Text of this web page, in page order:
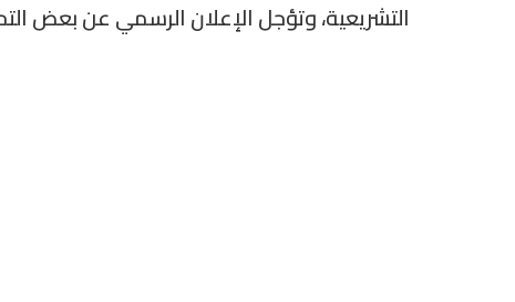
التشريعية، وتؤجل الإعلان الرسمي عن بعض